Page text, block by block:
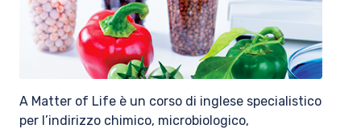
A Matter of Life è un corso di inglese specialistico
per l’indirizzo chimico, microbiologico,